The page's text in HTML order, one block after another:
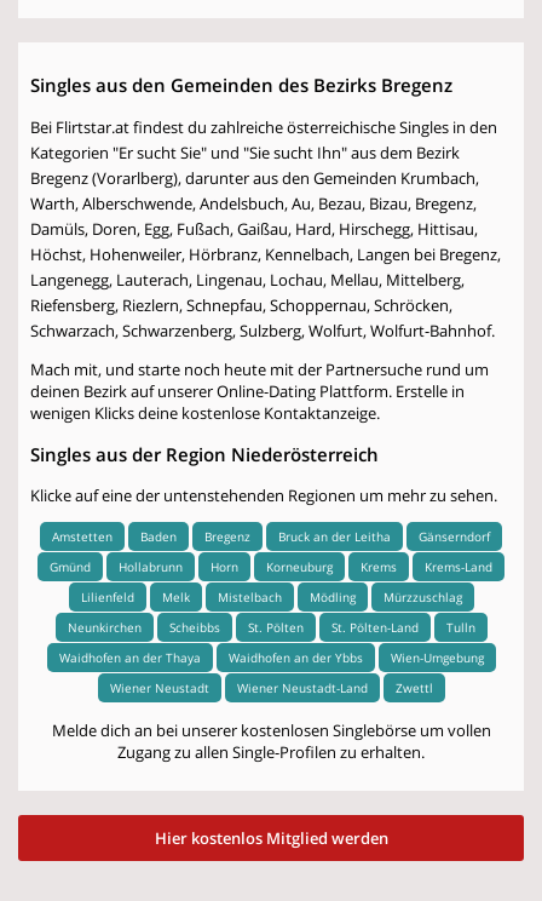
Singles aus den Gemeinden des Bezirks Bregenz
Bei Flirtstar.at findest du zahlreiche österreichische Singles in den
Kategorien "Er sucht Sie" und "Sie sucht Ihn" aus dem Bezirk
Bregenz (Vorarlberg), darunter aus den Gemeinden Krumbach,
Warth, Alberschwende, Andelsbuch, Au, Bezau, Bizau, Bregenz,
Damüls, Doren, Egg, Fußach, Gaißau, Hard, Hirschegg, Hittisau,
Höchst, Hohenweiler, Hörbranz, Kennelbach, Langen bei Bregenz,
Langenegg, Lauterach, Lingenau, Lochau, Mellau, Mittelberg,
Riefensberg, Riezlern, Schnepfau, Schoppernau, Schröcken,
Schwarzach, Schwarzenberg, Sulzberg, Wolfurt, Wolfurt-Bahnhof.
Mach mit, und starte noch heute mit der Partnersuche rund um
deinen Bezirk auf unserer Online-Dating Plattform. Erstelle in
wenigen Klicks deine kostenlose Kontaktanzeige.
Singles aus der Region Niederösterreich
Klicke auf eine der untenstehenden Regionen um mehr zu sehen.
Amstetten Baden Bregenz Bruck an der Leitha
Gänserndorf
Gmünd
Hollabrunn Horn Korneuburg Krems
Krems-Land
Lilienfeld
Melk Mistelbach Mödling
Mürzzuschlag
Neunkirchen
Scheibbs St. Pölten St. Pölten-Land
Tulln
Waidhofen an der Thaya
Waidhofen an der Ybbs
Wien-Umgebung
Wiener Neustadt
Wiener Neustadt-Land Zwettl
Melde dich an bei unserer kostenlosen Singlebörse um vollen
Zugang zu allen Single-Profilen zu erhalten.
Hier kostenlos Mitglied werden